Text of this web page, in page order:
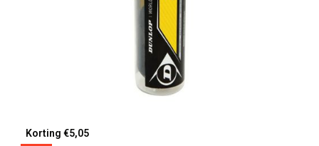
Korting €5,05